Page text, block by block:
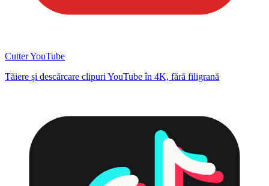
Cutter YouTube
Tăiere și descărcare clipuri YouTube în 4K, fără filigrană